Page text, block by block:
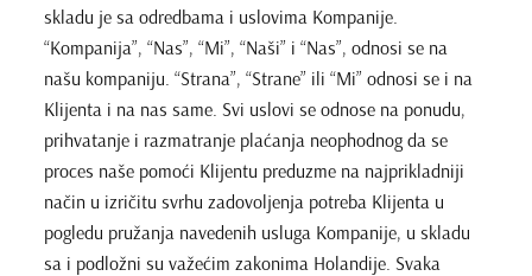
skladu je sa odredbama i uslovima Kompanije.
“Kompanija”, “Nas”, “Mi”, “Naši” i “Nas”, odnosi se na
našu kompaniju. “Strana”, “Strane” ili “Mi” odnosi se i na
Klijenta i na nas same. Svi uslovi se odnose na ponudu,
prihvatanje i razmatranje plaćanja neophodnog da se
proces naše pomoći Klijentu preduzme na najprikladniji
način u izričitu svrhu zadovoljenja potreba Klijenta u
pogledu pružanja navedenih usluga Kompanije, u skladu
sa i podložni su važećim zakonima Holandije. Svaka